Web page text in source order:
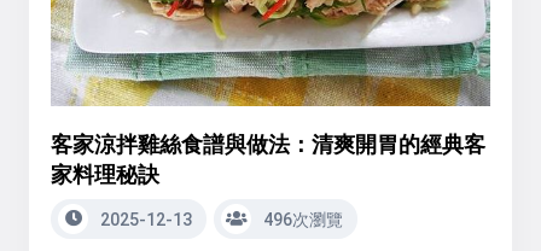
客家涼拌雞絲食譜與做法：清爽開胃的經典客
家料理秘訣
2025-12-13 496次瀏覽